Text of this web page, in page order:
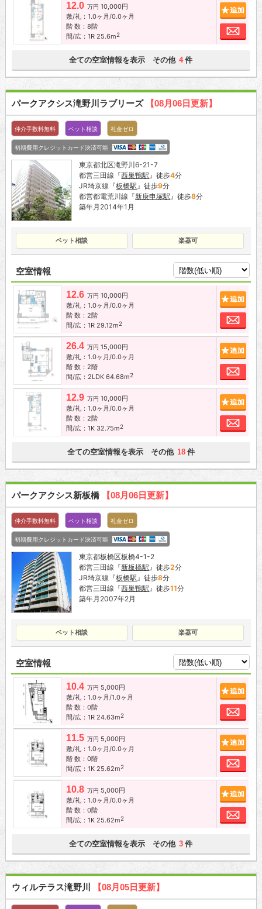
12.0 万円 10,000円
敷/礼：1.0ヶ月/0.0ヶ月
階 数：8階
間/広：1R 25.6m2
追加
お
全ての空室情報を表示 その他 4 件
パークアクシス滝野川ラブリーズ 【08月06日更新】
仲介手数料無料 ペット相談 礼金ゼロ
初期費用クレジットカード決済可能
東京都北区滝野川6-21-7
都営三田線『西巣鴨駅』徒歩4分
JR埼京線『板橋駅』徒歩9分
都営都電荒川線『新庚申塚駅』徒歩8分
築年月2014年1月
ペット相談 楽器可
空室情報
12.6 万円 10,000円
敷/礼：1.0ヶ月/0.0ヶ月
階 数：2階
間/広：1R 29.12m2
お
26.4 万円 15,000円
敷/礼：1.0ヶ月/0.0ヶ月
階 数：2階
間/広：2LDK 64.68m2
お
12.9 万円 10,000円
敷/礼：1.0ヶ月/0.0ヶ月
階 数：2階
間/広：1K 32.75m2
お
全ての空室情報を表示 その他 18 件
パークアクシス新板橋 【08月06日更新】
仲介手数料無料 ペット相談 礼金ゼロ
初期費用クレジットカード決済可能
東京都板橋区板橋4-1-2
都営三田線『新板橋駅』徒歩2分
JR埼京線『板橋駅』徒歩8分
都営三田線『西巣鴨駅』徒歩11分
築年月2007年2月
ペット相談 楽器可
空室情報
10.4 万円 5,000円
敷/礼：1.0ヶ月/1.0ヶ月
階 数：0階
間/広：1R 24.63m2
お
11.5 万円 5,000円
敷/礼：1.0ヶ月/0.0ヶ月
階 数：0階
間/広：1K 25.62m2
お
10.8 万円 5,000円
敷/礼：1.0ヶ月/0.0ヶ月
階 数：0階
間/広：1K 25.62m2
お
全ての空室情報を表示 その他 3 件
ウィルテラス滝野川 【08月05日更新】